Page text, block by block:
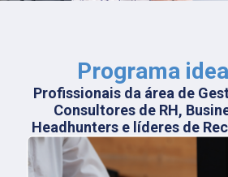
Programa
Profissionais da área de
Consultores de RH,
Headhunters e líderes de